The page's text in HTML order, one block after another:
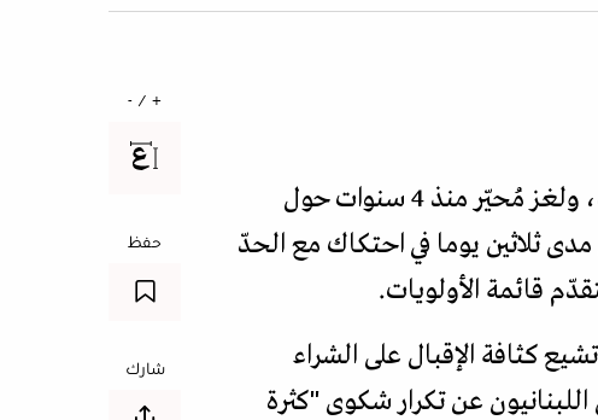
يجسد شهر رمضان المشهد الأكثر دقة للوضع المعيشي للبنانيين. وسط أزمة مركبة، ولغز مُحيّر منذ 4 سنوات حول
ثلاثين يوما في احتكاك مع الحدّ
قائمة الأولويات.
كثافة الإقبال على الشراء
عن تكرار شكوى "كثرة
+ / -
حفظ
شارك